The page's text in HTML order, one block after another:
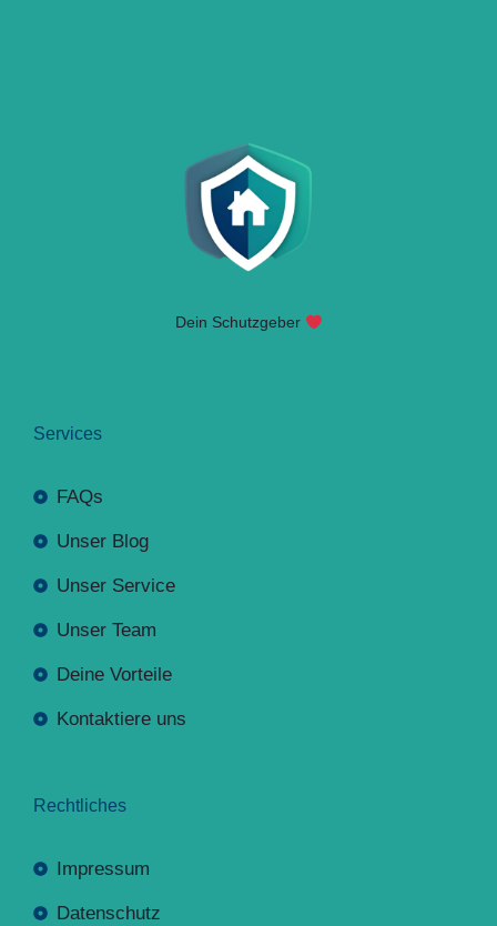
Dein Schutzgeber
Services
FAQs
Unser Blog
Unser Service
Unser Team
Deine Vorteile
Kontaktiere uns
Rechtliches
Impressum
Datenschutz